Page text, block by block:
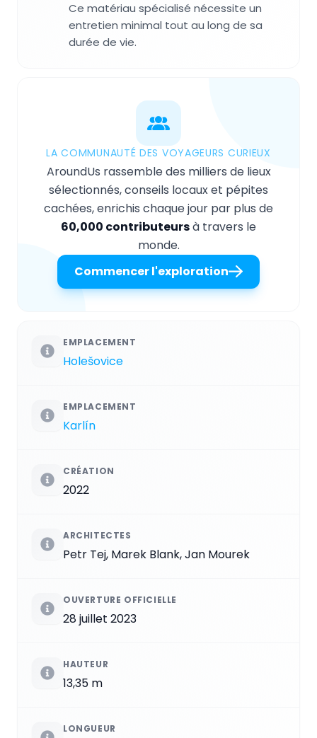
Ce matériau spécialisé nécessite un
entretien minimal tout au long de sa
durée de vie.
LA COMMUNAUTÉ DES VOYAGEURS CURIEUX
AroundUs rassemble des milliers de lieux
sélectionnés, conseils locaux et pépites
cachées, enrichis chaque jour par plus de
60,000 contributeursà travers le
monde.
Commencer l'exploration
EMPLACEMENT
Holešovice
EMPLACEMENT
Karlín
CRÉATION
2022
ARCHITECTES
Petr Tej, Marek Blank, Jan Mourek
OUVERTURE OFFICIELLE
28 juillet 2023
HAUTEUR
13,35 m
LONGUEUR